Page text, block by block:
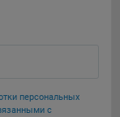
для
если
в дальнейшем
персональных
с